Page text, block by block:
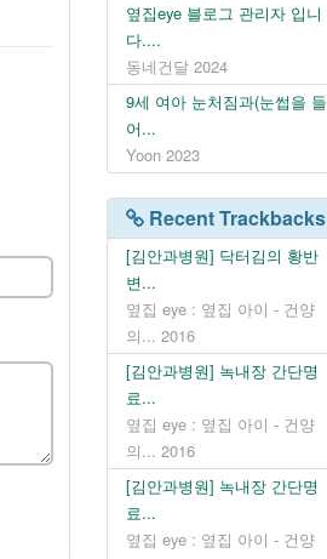
옆집eye 블로그 관리자 입니
다....
동네건달 2024
9세 여아 눈처짐과(눈썹을 들
어...
Yoon 2023
Recent Trackbacks
[김안과병원] 닥터김의 황반
변...
옆집 eye : 옆집 아이 - 건양
의... 2016
[김안과병원] 녹내장 간단명
료...
옆집 eye : 옆집 아이 - 건양
의... 2016
[김안과병원] 녹내장 간단명
료...
옆집 eye : 옆집 아이 - 건양